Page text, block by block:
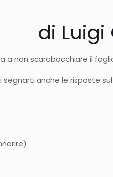
di
non scarabocchiare il
anche le risposte